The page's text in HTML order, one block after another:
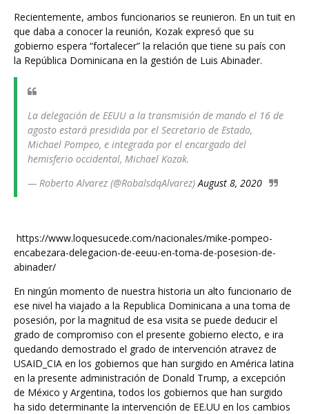
Recientemente, ambos funcionarios se reunieron. En un tuit en
que daba a conocer la reunión, Kozak expresó que su
gobierno espera “fortalecer” la relación que tiene su país con
la República Dominicana en la gestión de Luis Abinader.
La delegación de EEUU a la transmisión de mando el 16 de
agosto estará presidida por el Secretario de Estado,
Michael Pompeo, e integrada por el encargado del
hemisferio occidental, Michael Kozak.
— Roberto Alvarez (@RobalsdqAlvarez)August 8, 2020
https://www.loquesucede.com/nacionales/mike-pompeo-
encabezara-delegacion-de-eeuu-en-toma-de-posesion-de-
abinader/
En ningún momento de nuestra historia un alto funcionario de
ese nivel ha viajado a la Republica Dominicana a una toma de
posesión, por la magnitud de esa visita se puede deducir el
grado de compromiso con el presente gobierno electo, e ira
quedando demostrado el grado de intervención atravez de
USAID_CIA en los gobiernos que han surgido en América latina
en la presente administración de Donald Trump, a excepción
de México y Argentina, todos los gobiernos que han surgido
ha sido determinante la intervención de EE.UU en los cambios